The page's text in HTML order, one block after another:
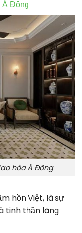
Á Đông
hòa Á Đông
hồn Việt, là sự
tinh thần lãng